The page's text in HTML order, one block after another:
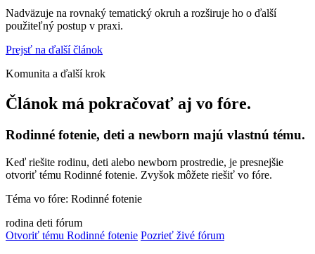
Nadväzuje na rovnaký tematický okruh a rozširuje ho o ďalší
použiteľný postup v praxi.
Prejsť na ďalší článok
Komunita a ďalší krok
Článok má pokračovať aj vo fóre.
Rodinné fotenie, deti a newborn majú vlastnú tému.
Keď riešite rodinu, deti alebo newborn prostredie, je presnejšie
otvoriť tému Rodinné fotenie. Zvyšok môžete riešiť vo fóre.
Téma vo fóre: Rodinné fotenie
rodina deti fórum
Otvoriť tému Rodinné fotenie Pozrieť živé fórum